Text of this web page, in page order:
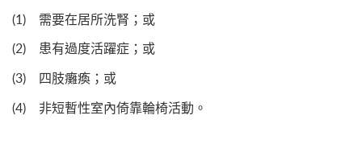
(1) 需要在居所洗腎；或
(2) 患有過度活躍症；或
(3) 四肢癱瘓；或
(4) 非短暫性室內倚靠輪椅活動。